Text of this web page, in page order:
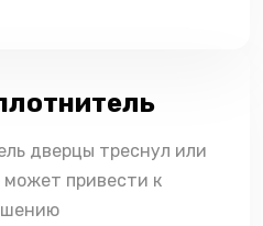
дверцы треснул или
привести к